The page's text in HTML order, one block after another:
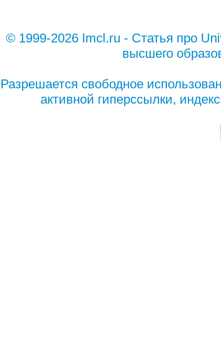
© 1999-2026 Imcl.ru - Статья про
высшего
Разрешается свободное
активной гиперссылки,